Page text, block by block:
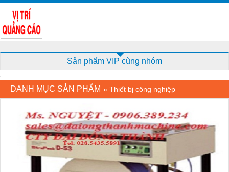
Sản phẩm VIP cùng nhóm
DANH MỤC SẢN PHẨM » Thiết bị công nghiệp